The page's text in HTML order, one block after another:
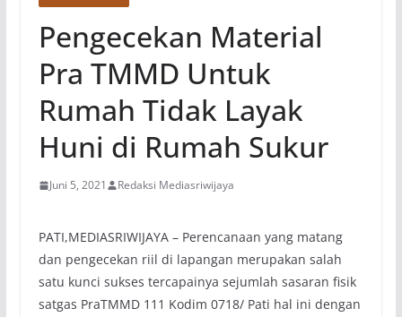
Pengecekan Material
Pra TMMD Untuk
Rumah Tidak Layak
Huni di Rumah Sukur
Juni 5, 2021 Redaksi Mediasriwijaya
PATI,MEDIASRIWIJAYA – Perencanaan yang matang
dan pengecekan riil di lapangan merupakan salah
satu kunci sukses tercapainya sejumlah sasaran fisik
satgas PraTMMD 111 Kodim 0718/ Pati hal ini dengan